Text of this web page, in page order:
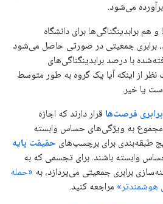
می‌شود.
هم برابدینگناگی‌ها برای دانشگاه
برابری جمعیتی در صورتی حاصل می‌شود
با درصد برابدینگناگی‌های
نظر از اینکه آیا یک گروه به طور متوسط
یا خیر.
برابری فرصت‌ها قرار دارند که اجازه
مجموع به ویژگی‌های حساس وابسته
طبقه‌بندی برای برچسب‌های حقیقت پایه
وابسته باشند. برای تجسمی که به
برابری جمعیتی می‌پردازد، به «حمله
هوشمندتر» مراجعه کنید.